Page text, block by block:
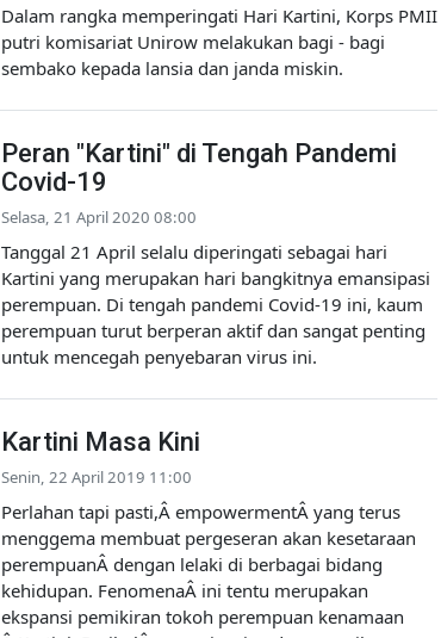
Dalam rangka memperingati Hari Kartini, Korps PMII
putri komisariat Unirow melakukan bagi - bagi
sembako kepada lansia dan janda miskin.
Peran "Kartini" di Tengah Pandemi
Covid-19
Selasa, 21 April 2020 08:00
Tanggal 21 April selalu diperingati sebagai hari
Kartini yang merupakan hari bangkitnya emansipasi
perempuan. Di tengah pandemi Covid-19 ini, kaum
perempuan turut berperan aktif dan sangat penting
untuk mencegah penyebaran virus ini.
Kartini Masa Kini
Senin, 22 April 2019 11:00
Perlahan tapi pasti,Â empowermentÂ yang terus
menggema membuat pergeseran akan kesetaraan
perempuanÂ dengan lelaki di berbagai bidang
kehidupan. FenomenaÂ ini tentu merupakan
ekspansi pemikiran tokoh perempuan kenamaan